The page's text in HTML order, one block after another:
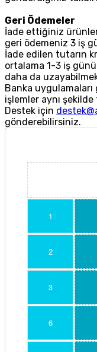
Geri Ödemeler
İade ettiğiniz
geri ödemeniz 3 iş
İade edilen tutarın
ortalama 1-3 iş
daha da
Banka
işlemler aynı
Destek için
gönderebilirsiniz.
1
2
3
6